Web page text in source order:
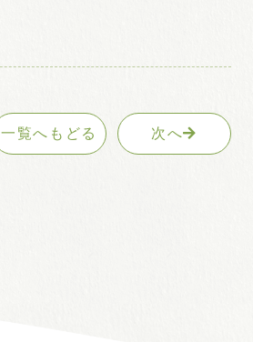
一覧へもどる 次へ